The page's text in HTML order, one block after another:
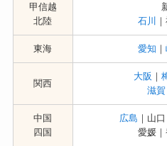
甲信越
北陸
石川
東海 愛知 ｜
関西
大阪 ｜
滋賀
中国
四国
広島 ｜山
愛媛